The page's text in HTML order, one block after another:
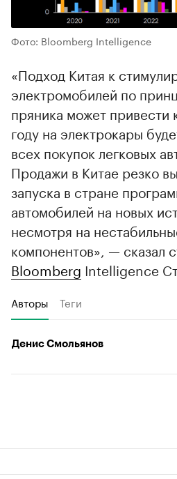
Фото: Bloomberg Intelligence
«Подход Китая к
электромобилей по
пряника может привести
году на электрокары
всех покупок легковых
Продажи в Китае резко
запуска в стране
автомобилей на новых
несмотря на
компонентов», — сказал
Bloomberg Intelligence
Авторы Теги
Денис Смольянов